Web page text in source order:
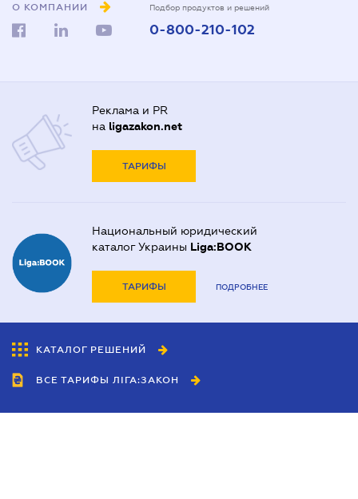
О КОМПАНИИ Подбор продуктов и решений
0-800-210-102
Реклама и PR
на ligazakon.net
ТАРИФЫ
Национальный юридический
каталог Украины Liga:BOOK
ТАРИФЫ ПОДРОБНЕЕ
КАТАЛОГ РЕШЕНИЙ
ВСЕ ТАРИФЫ ЛІГА:ЗАКОН